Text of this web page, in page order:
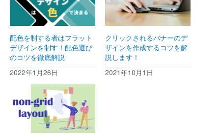
配色を制する者はフラット
デザインを制す！配色選び
のコツを徹底解説
2022年1月26日
クリックされるバナーのデ
ザインを作成するコツを解
説します！
2021年10月1日